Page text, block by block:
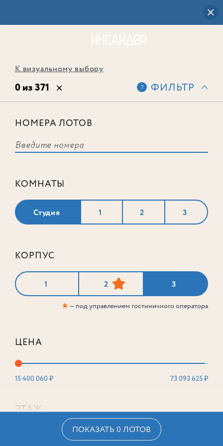
К визуальному выбору
0 из 371 7 ФИЛЬТР
НОМЕРА ЛОТОВ
КОМНАТЫ
Студия 1 2 3
КОРПУС
1 2 3
★— под управлением гостиничного оператора
ЦЕНА
15 400 060 ₽ 73 093 625 ₽
ЭТАЖ
ПОКАЗАТЬ 0 ЛОТОВ
соответствует ни одного лота